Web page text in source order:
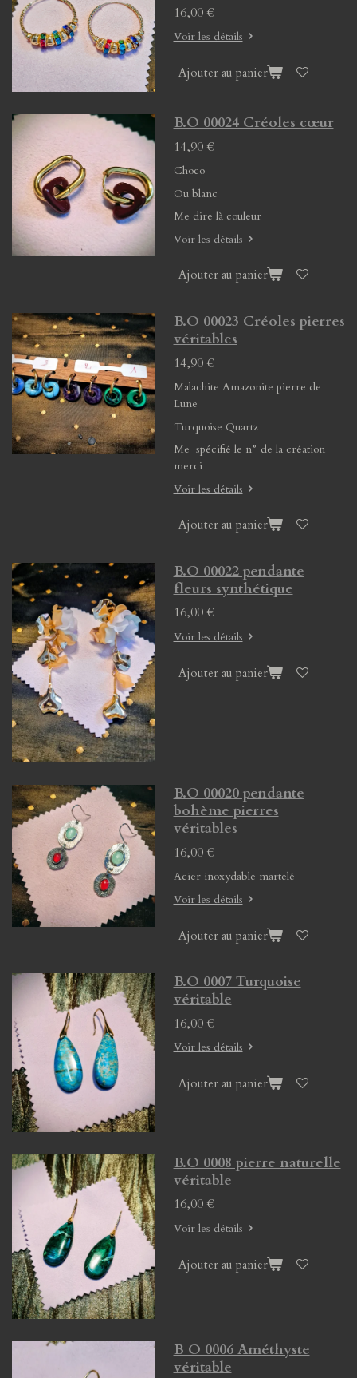
16,00 €
Voir les détails
Ajouter au panier
B.O 00024 Créoles cœur
14,90 €
Choco
Ou blanc
Me dire là couleur
Voir les détails
Ajouter au panier
B.O 00023 Créoles pierres
véritables
14,90 €
Malachite Amazonite pierre de
Lune
Turquoise Quartz
Me spécifié le n° de la création
merci
Voir les détails
Ajouter au panier
B.O 00022 pendante
fleurs synthétique
16,00 €
Voir les détails
Ajouter au panier
B.O 00020 pendante
bohème pierres
véritables
16,00 €
Acier inoxydable martelé
Voir les détails
Ajouter au panier
B.O 0007 Turquoise
véritable
16,00 €
Voir les détails
Ajouter au panier
B.O 0008 pierre naturelle
véritable
16,00 €
Voir les détails
Ajouter au panier
B O 0006 Améthyste
véritable